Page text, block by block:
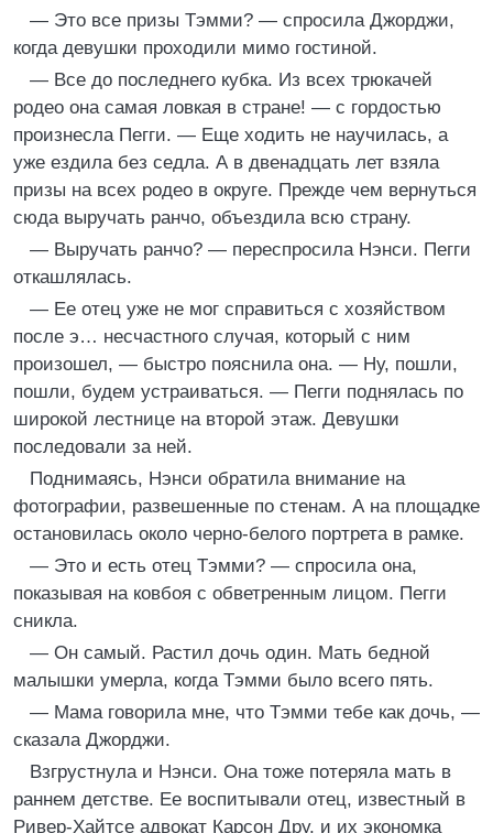
— Это все призы Тэмми? — спросила Джорджи,
когда девушки проходили мимо гостиной.
— Все до последнего кубка. Из всех трюкачей
родео она самая ловкая в стране! — с гордостью
произнесла Пегги. — Еще ходить не научилась, а
уже ездила без седла. А в двенадцать лет взяла
призы на всех родео в округе. Прежде чем вернуться
сюда выручать ранчо, объездила всю страну.
— Выручать ранчо? — переспросила Нэнси. Пегги
откашлялась.
— Ее отец уже не мог справиться с хозяйством
после э… несчастного случая, который с ним
произошел, — быстро пояснила она. — Ну, пошли,
пошли, будем устраиваться. — Пегги поднялась по
широкой лестнице на второй этаж. Девушки
последовали за ней.
Поднимаясь, Нэнси обратила внимание на
фотографии, развешенные по стенам. А на площадке
остановилась около черно-белого портрета в рамке.
— Это и есть отец Тэмми? — спросила она,
показывая на ковбоя с обветренным лицом. Пегги
сникла.
— Он самый. Растил дочь один. Мать бедной
малышки умерла, когда Тэмми было всего пять.
— Мама говорила мне, что Тэмми тебе как дочь, —
сказала Джорджи.
Взгрустнула и Нэнси. Она тоже потеряла мать в
раннем детстве. Ее воспитывали отец, известный в
Ривер-Хайтсе адвокат Карсон Дру, и их экономка